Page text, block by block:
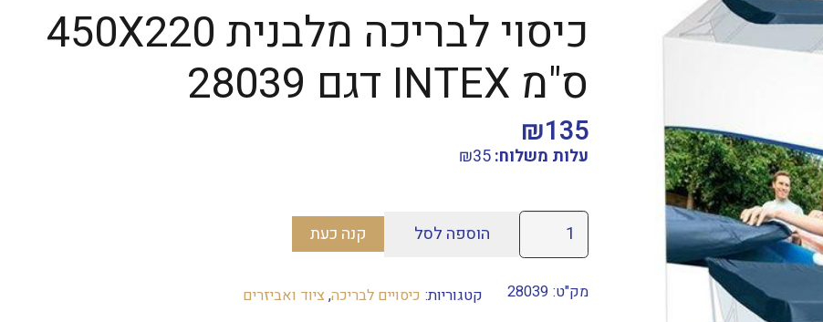
כיסוי לבריכה מלבנית 450X220
ס"מ INTEX דגם 28039
₪135
עלות משלוח: ₪35
כמות
של
לבריכה
הוספה לסל קנה כעת
מק"ט: 28039 קטגוריות: כיסויים לבריכה, ציוד ואביזרים